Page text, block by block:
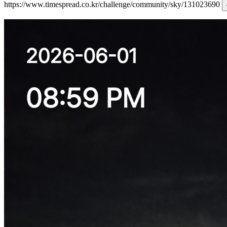
https://www.timespread.co.kr/challenge/community/sky/131023690